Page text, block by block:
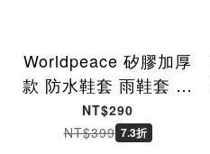
Worldpeace 矽膠加厚
款 防水鞋套 雨鞋套 環
保鞋套 防雨鞋套 球鞋
防水 雨天救星 防滑耐
NT$290
NT$399 7.3折